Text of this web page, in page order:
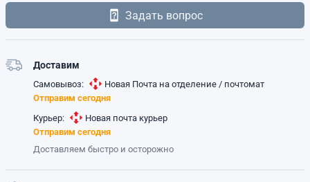
Задать вопрос
Доставим
Самовывоз:
Новая Почта на отделение / почтомат
Отправим сегодня
Курьер:
Новая почта курьер
Отправим сегодня
Доставляем быстро и осторожно